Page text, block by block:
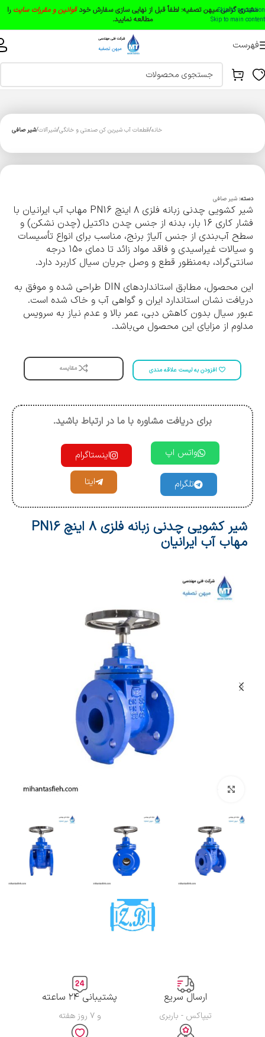
Skip to navigation
Skip to main content
مشتری گرامی میهن تصفیه: لطفاً قبل از نهایی سازی سفارش خودقوانین و مقررات سایت را
مطالعه نمایید.
فهرست
خانه قطعات آب شیرین کن صنعتی و خانگی شیرآلات شیر صافی
دسته: شیر صافی
شیر کشویی چدنی زبانه فلزی 8 اینچ PN16 مهاب آب ایرانیان با
فشار کاری 16 بار، بدنه از جنس چدن داکتیل (چدن نشکن) و
سطح آب‌بندی از جنس آلیاژ برنج، مناسب برای انواع تأسیسات
و سیالات غیر‌اسیدی و فاقد مواد زائد تا دمای 150 درجه
سانتی‌گراد، به‌منظور قطع و وصل جریان سیال کاربرد دارد.
این محصول، مطابق استاندارد‌های DIN طراحی شده و موفق به
دریافت نشان استاندارد ایران و گواهی آب و خاک شده است.
عبور سیال بدون کاهش دبی، عمر بالا و عدم نیاز به سرویس
مداوم از مزایای این محصول می‌باشد.
افزودن به لیست علاقه مندی مقایسه
برای دریافت مشاوره با ما در ارتباط باشید.
واتس اپ اینستاگرام
تلگرام ایتا
شیر کشویی چدنی زبانه فلزی 8 اینچ PN16
مهاب آب ایرانیان
ارسال سریع
تیپاکس - باربری
پشتیبانی ۲۴ ساعته
و ۷ روز هفته